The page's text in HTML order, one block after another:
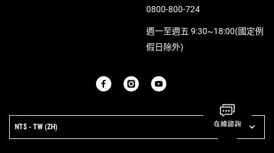
0800-800-724
週一至週五 9:30~18:00(國定例
假日除外)
NT$ - TW (ZH)